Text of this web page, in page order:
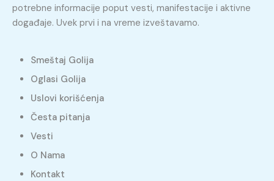
potrebne informacije poput vesti, manifestacije i aktivne
događaje. Uvek prvi i na vreme izveštavamo.
Smeštaj Golija
Oglasi Golija
Uslovi korišćenja
Česta pitanja
Vesti
O Nama
Kontakt